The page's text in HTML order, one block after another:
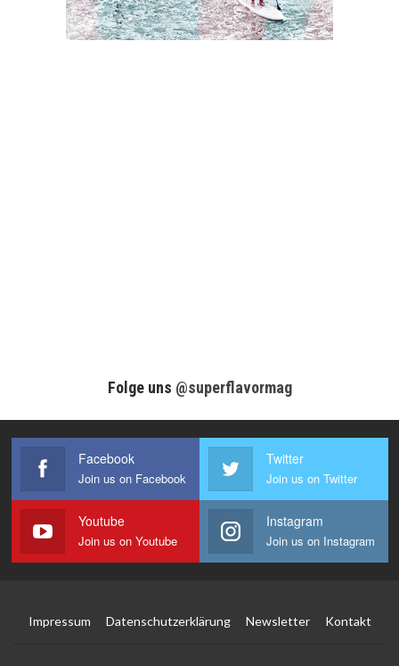
Folge uns @superflavormag
Facebook
Join us on Facebook
Twitter
Join us on Twitter
Youtube
Join us on Youtube
Instagram
Join us on Instagram
Impressum Datenschutzerklärung Newsletter Kontakt